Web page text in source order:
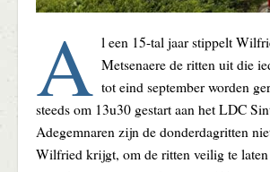
A l een 15-tal jaar stippelt
Metsenaere de ritten uit die
tot eind september worden
steeds om 13u30 gestart aan het LDC
Adegemnaren zijn de donderdagritten
Wilfried krijgt, om de ritten veilig te laten